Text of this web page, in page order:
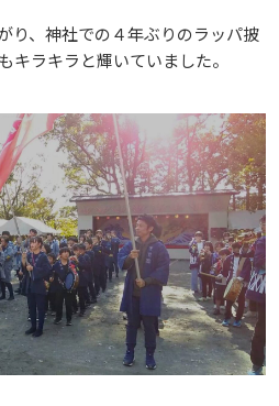
り、神社での４年ぶりのラッパ披
キラキラと輝いていました。